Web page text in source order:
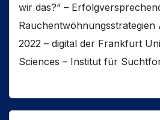
wir das?“ –
Rauchentwöhnungsstrategien
2022 – digital der Frankfurt
Sciences – Institut für